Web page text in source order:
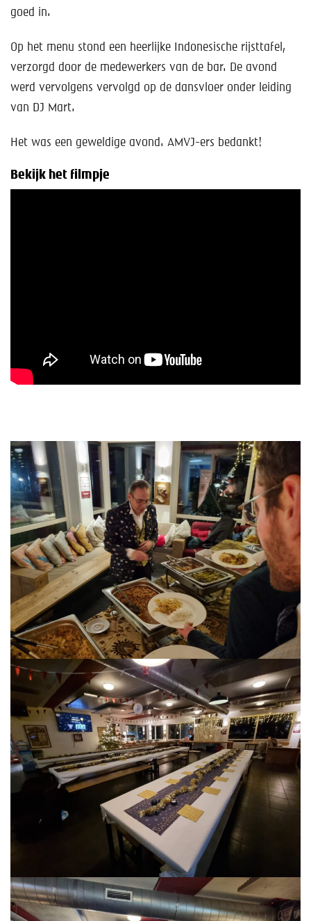
goed in.
Op het menu stond een heerlijke Indonesische rijsttafel,
verzorgd door de medewerkers van de bar. De avond
werd vervolgens vervolgd op de dansvloer onder leiding
van DJ Mart.
Het was een geweldige avond. AMVJ-ers bedankt!
Bekijk het filmpje